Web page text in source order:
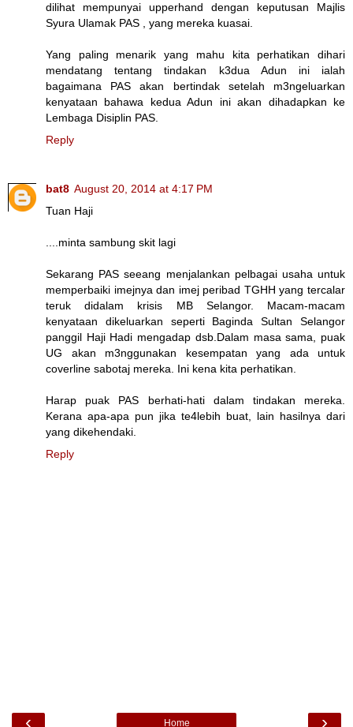
dilihat mempunyai upperhand dengan keputusan Majlis
Syura Ulamak PAS , yang mereka kuasai.
Yang paling menarik yang mahu kita perhatikan dihari
mendatang tentang tindakan k3dua Adun ini ialah
bagaimana PAS akan bertindak setelah m3ngeluarkan
kenyataan bahawa kedua Adun ini akan dihadapkan ke
Lembaga Disiplin PAS.
Reply
bat8 August 20, 2014 at 4:17 PM
Tuan Haji
....minta sambung skit lagi
Sekarang PAS seeang menjalankan pelbagai usaha untuk
memperbaiki imejnya dan imej peribad TGHH yang tercalar
teruk didalam krisis MB Selangor. Macam-macam
kenyataan dikeluarkan seperti Baginda Sultan Selangor
panggil Haji Hadi mengadap dsb.Dalam masa sama, puak
UG akan m3nggunakan kesempatan yang ada untuk
coverline sabotaj mereka. Ini kena kita perhatikan.
Harap puak PAS berhati-hati dalam tindakan mereka.
Kerana apa-apa pun jika te4lebih buat, lain hasilnya dari
yang dikehendaki.
Reply
‹ ›
Home